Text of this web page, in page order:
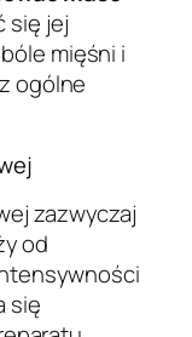
się jej
mięśni i
ogólne
zazwyczaj
od
się